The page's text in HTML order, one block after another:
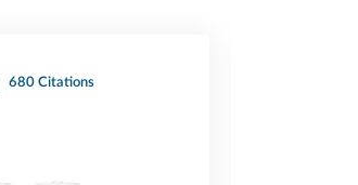
680 Citations